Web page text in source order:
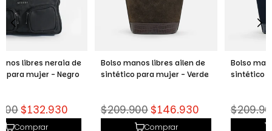
Bolso manos libres ailen de
sintético para mujer - Verde
Precio
habitual
$209.900$146.930
Bolso manos libres ailen de
sintético para mujer - Negro
Precio
habitual
$209.900 $146.930